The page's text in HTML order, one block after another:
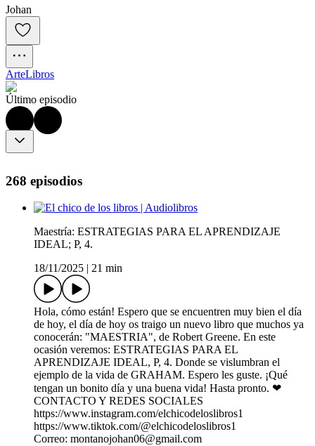
Johan
ArteLibros
Último episodio
268 episodios
Maestría: ESTRATEGIAS PARA EL APRENDIZAJE
IDEAL; P, 4.
18/11/2025
21 min
Hola, cómo están! Espero que se encuentren muy bien el día
de hoy, el día de hoy os traigo un nuevo libro que muchos ya
conocerán: "MAESTRIA", de Robert Greene. En este
ocasión veremos: ESTRATEGIAS PARA EL
APRENDIZAJE IDEAL, P, 4. Donde se vislumbran el
ejemplo de la vida de GRAHAM. Espero les guste. ¡Qué
tengan un bonito día y una buena vida! Hasta pronto. ❤
CONTACTO Y REDES SOCIALES
https://www.instagram.com/elchicodeloslibros1
https://www.tiktok.com/@elchicodeloslibros1
Correo: montanojohan06@gmail.com